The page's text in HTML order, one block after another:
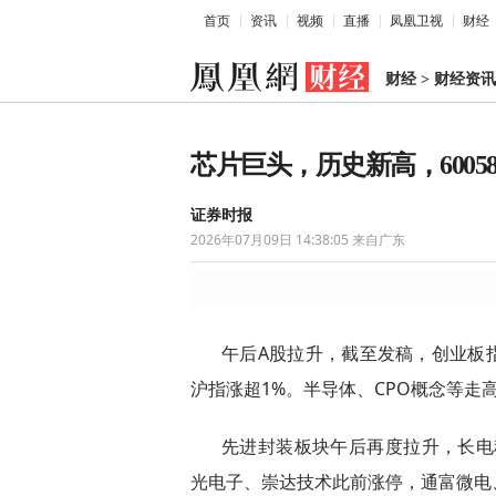
首页 资讯 视频 直播 凤凰卫视 财经
财经> 财经资讯
芯片巨头，历史新高，
证券时报
2026年07月09日 14:38:05 来自广东
午后A股拉升，截至发稿，创业板
沪指涨超1%。半导体、CPO概念等走
先进封装板块午后再度拉升，长
光电子、崇达技术此前涨停，通富微